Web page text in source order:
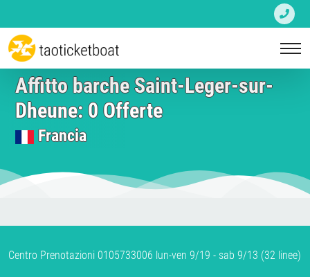
Affitto barche Saint-Leger-sur-
Dheune: 0 Offerte
Francia
Centro Prenotazioni 0105733006 lun-ven 9/19 - sab 9/13 (32 linee)